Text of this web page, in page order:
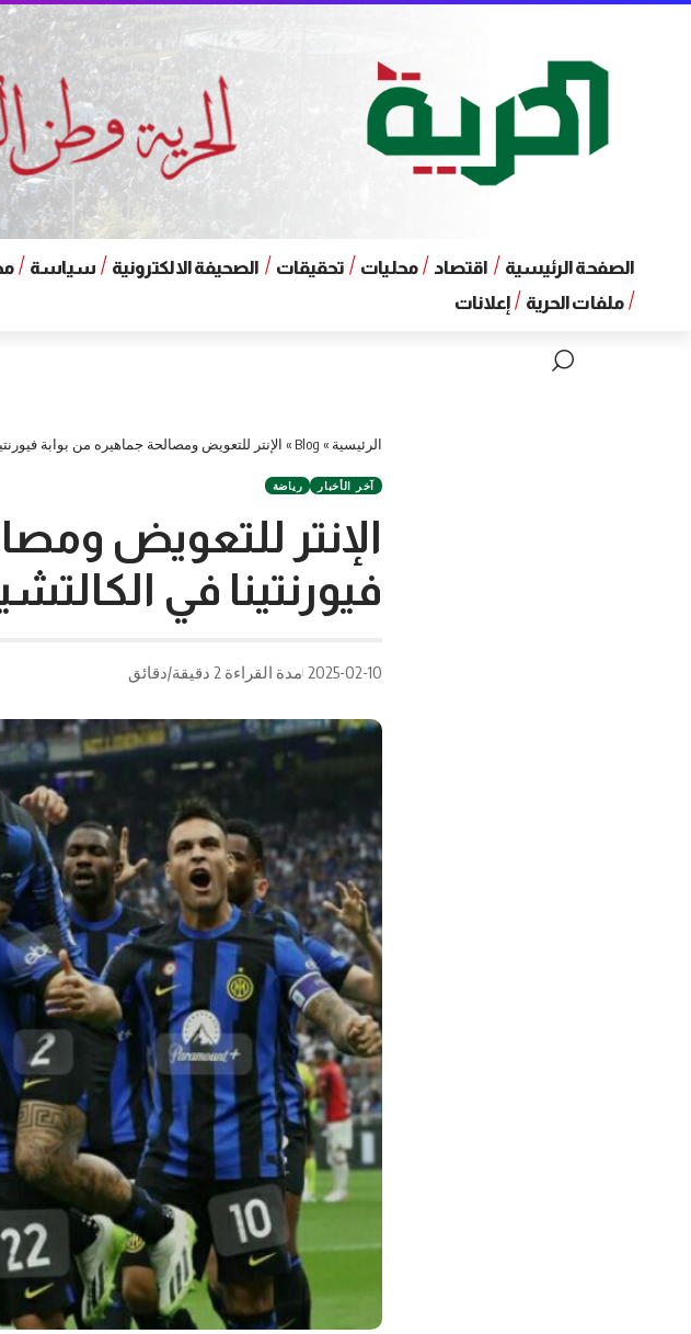
الصفحة الرئيسية اقتصاد محليات تحقيقات الصحيفة الالكترونية سياسة
ملفات الحرية
إعلانات
الرئيسية »
Blog
» الإنتر للتعويض ومصالحة جماهيره من بوابة
آخر الأخبار رياضة
الإنتر للتعويض
فيورنتينا في
2025-02-10 مدة القراءة 2 دقيقة/دقائق